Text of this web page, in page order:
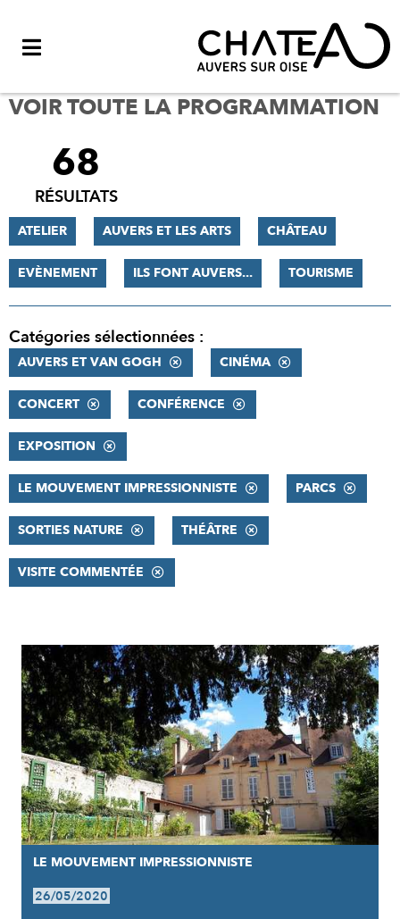
VOIR TOUTE LA PROGRAMMATION
FILTRER
RÉSULTATS
68
RÉSULTATS
ATELIER AUVERS ET LES ARTS CHÂTEAU
EVÈNEMENT ILS FONT AUVERS... TOURISME
Catégories sélectionnées :
AUVERS ET VAN GOGH CINÉMA
CONCERT CONFÉRENCE
EXPOSITION
LE MOUVEMENT IMPRESSIONNISTE PARCS
SORTIES NATURE THÉÂTRE
VISITE COMMENTÉE
RÉSULTATS
LE MOUVEMENT IMPRESSIONNISTE
26/05/2020